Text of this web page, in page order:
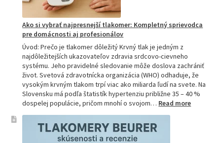
Ako si vybrať najpresnejší tlakomer: Kompletný sprievodca
pre domácnosti aj profesionálov
Úvod: Prečo je tlakomer dôležitý Krvný tlak je jedným z
najdôležitejších ukazovateľov zdravia srdcovo-cievneho
systému. Jeho pravidelné sledovanie môže doslova zachrániť
život. Svetová zdravotnícka organizácia (WHO) odhaduje, že
vysokým krvným tlakom trpí viac ako miliarda ľudí na svete. Na
Slovensku má podľa štatistík hypertenziu približne 35 – 40 %
dospelej populácie, pričom mnohí o svojom… Read more: